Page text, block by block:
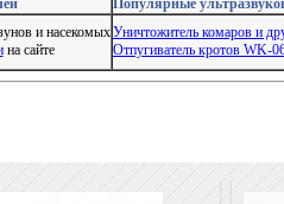
Популярные
и насекомых
на сайте
Уничтожитель комаров и
Отпугиватель кротов WK-